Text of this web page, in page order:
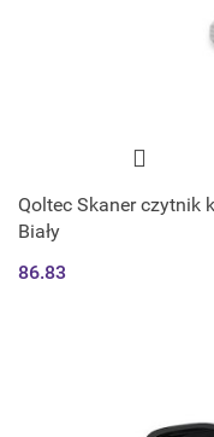
Qoltec Skaner czytnik
Biały
86.83